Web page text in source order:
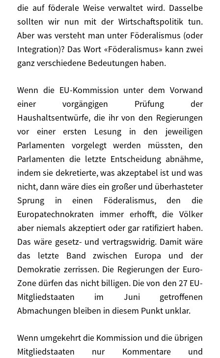
die auf föderale Weise verwaltet wird. Dasselbe
sollten wir nun mit der Wirtschaftspolitik tun.
Aber was versteht man unter Föderalismus (oder
Integration)? Das Wort «Föderalismus» kann zwei
ganz verschiedene Bedeutungen haben.
Wenn die EU-Kommission unter dem Vorwand
einer vorgängigen Prüfung der
Haushaltsentwürfe, die ihr von den Regierungen
vor einer ersten Lesung in den jeweiligen
Parlamenten vorgelegt werden müssten, den
Parlamenten die letzte Entscheidung abnähme,
indem sie dekretierte, was akzeptabel ist und was
nicht, dann wäre dies ein großer und überhasteter
Sprung in einen Föderalismus, den die
Europatechnokraten immer erhofft, die Völker
aber niemals akzeptiert oder gar ratifiziert haben.
Das wäre gesetz- und vertragswidrig. Damit wäre
das letzte Band zwischen Europa und der
Demokratie zerrissen. Die Regierungen der Euro-
Zone dürfen das nicht billigen. Die von den 27 EU-
Mitgliedstaaten im Juni getroffenen
Abmachungen bleiben in diesem Punkt unklar.
Wenn umgekehrt die Kommission und die übrigen
Mitgliedstaaten nur Kommentare und
Die Krise der vergangenen Wochen hat bei
den immer noch zahlreichen Nostalgikern
des Föderalismus wieder einmal die
Hoffnung auf einen Glücksfall aufkommen
lassen. Deren Annahme: Wir haben mit
Weise verwaltet wird. Dasselbe sollten wir
nun mit der Wirtschaftspolitik tun. Aber
was versteht man unter Föderalismus
(oder Integration)? Das Wort
«Föderalismus» kann zwei ganz
verschiedene Bedeutungen haben.
Wenn die EU-Kommission unter dem
Vorwand einer vorgängigen Prüfung der
Haushaltsentwürfe, die ihr von den
Regierungen vor einer ersten Lesung in den
jeweiligen Parlamenten vorgelegt werden
müssten, den Parlamenten die letzte
Entscheidung abnähme, indem sie
dekretierte, was akzeptabel ist und was
nicht, dann wäre dies ein großer und
überhasteter Sprung in einen
Föderalismus, den die Europatechnokraten
akzeptiert oder gar ratifiziert haben. Das
wäre gesetz- und vertragswidrig. Damit